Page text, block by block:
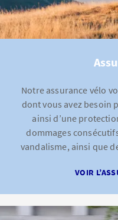
Notre assurance vélo
dont vous avez besoin
ainsi d’une
dommages
vandalisme, ainsi que
VOIR